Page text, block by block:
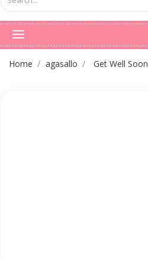
Home agasallo Get Well Soon